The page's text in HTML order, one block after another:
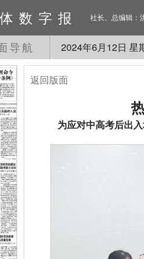
数字报 社长、总编辑：
导航 2024年6月12日 星
返回版面
为应对中高考后出